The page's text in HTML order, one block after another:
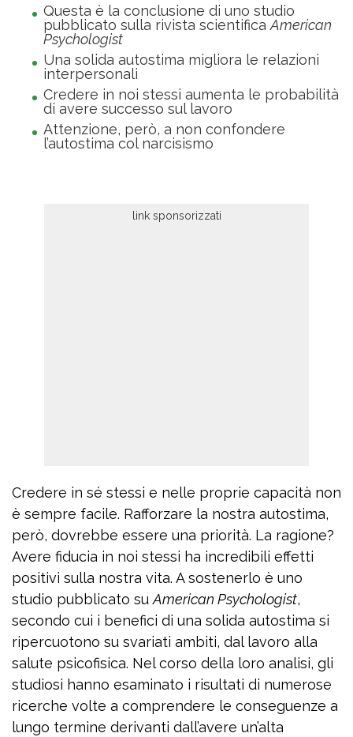
Questa è la conclusione di uno studio
pubblicato sulla rivista scientificaAmerican
Psychologist
Una solida autostima migliora le relazioni
interpersonali
Credere in noi stessi aumenta le probabilità
di avere successo sul lavoro
Attenzione, però, a non confondere
l’autostima col narcisismo
Credere in sé stessi e nelle proprie capacità non
è sempre facile. Rafforzare la nostra autostima,
però, dovrebbe essere una priorità. La ragione?
Avere fiducia in noi stessi ha incredibili effetti
positivi sulla nostra vita. A sostenerlo è uno
studio pubblicato suAmerican Psychologist,
secondo cui i benefici di una solida autostima si
ripercuotono su svariati ambiti, dal lavoro alla
salute psicofisica. Nel corso della loro analisi, gli
studiosi hanno esaminato i risultati di numerose
ricerche volte a comprendere le conseguenze a
lungo termine derivanti dall’avere un’alta